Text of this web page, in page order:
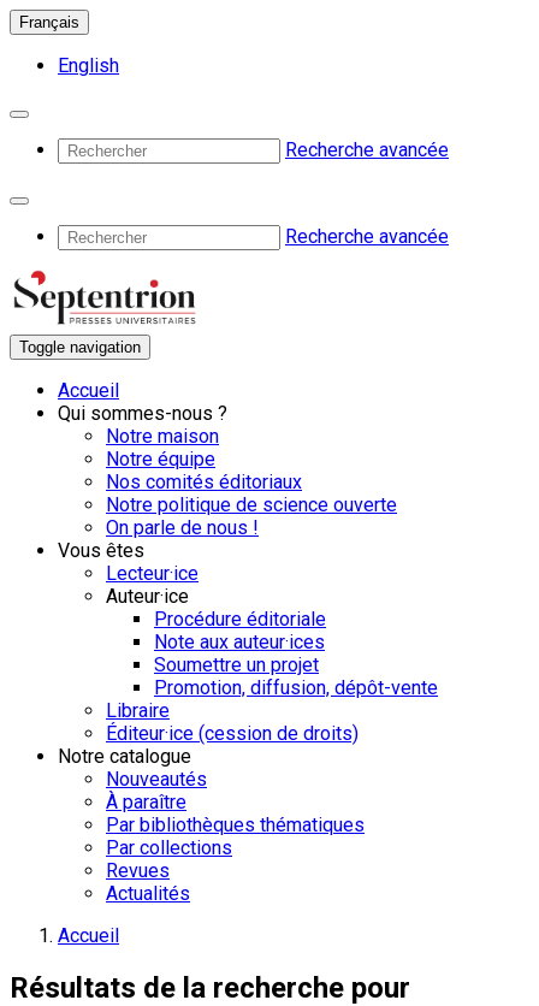
Français
English
Recherche avancée
Recherche avancée
Toggle navigation
Accueil
Qui sommes-nous ?
Notre maison
Notre équipe
Nos comités éditoriaux
Notre politique de science ouverte
On parle de nous !
Vous êtes
Lecteur·ice
Auteur·ice
Procédure éditoriale
Note aux auteur·ices
Soumettre un projet
Promotion, diffusion, dépôt-vente
Libraire
Éditeur·ice (cession de droits)
Notre catalogue
Nouveautés
À paraître
Par bibliothèques thématiques
Par collections
Revues
Actualités
Accueil
Résultats de la recherche pour